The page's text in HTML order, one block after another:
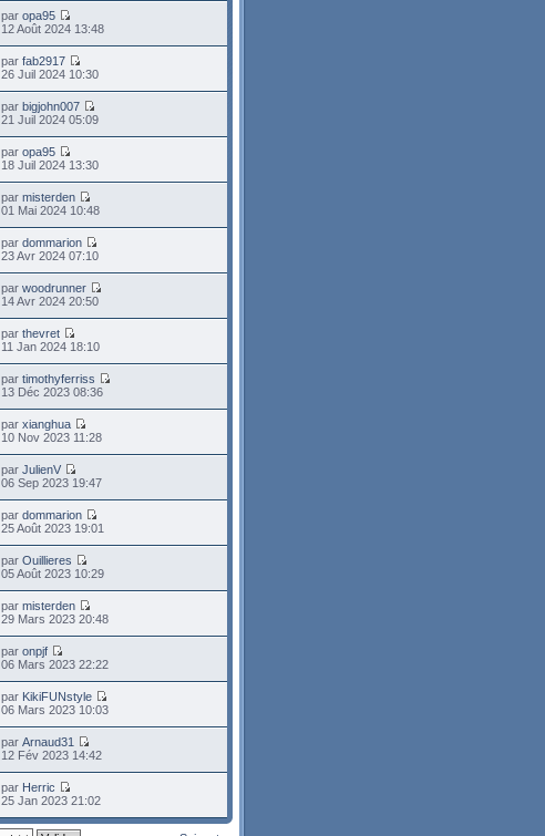
paropa95
12 Août 2024 13:48
parfab2917
26 Juil 2024 10:30
parbigjohn007
21 Juil 2024 05:09
paropa95
18 Juil 2024 13:30
parmisterden
01 Mai 2024 10:48
pardommarion
23 Avr 2024 07:10
parwoodrunner
14 Avr 2024 20:50
parthevret
11 Jan 2024 18:10
partimothyferriss
13 Déc 2023 08:36
parxianghua
10 Nov 2023 11:28
parJulienV
06 Sep 2023 19:47
pardommarion
25 Août 2023 19:01
parOuillieres
05 Août 2023 10:29
parmisterden
29 Mars 2023 20:48
paronpjf
06 Mars 2023 22:22
par KikiFUNstyle
06 Mars 2023 10:03
parArnaud31
12 Fév 2023 14:42
par Herric
25 Jan 2023 21:02